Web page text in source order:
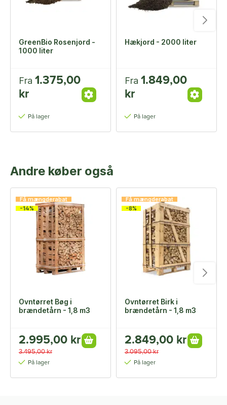
GreenBio Rosenjord -
1000 liter
Fra 1.375,00
kr
På lager
Hækjord - 2000 liter
Fra 1.849,00
kr
På lager
Andre køber også
Få mængderabat
-14%
Ovntørret Bøg i
brændetårn - 1,8 m3
2.995,00 kr
3.495,00 kr
På lager
Få mængderabat
-8%
Ovntørret Birk i
brændetårn - 1,8 m3
2.849,00 kr
3.095,00 kr
På lager